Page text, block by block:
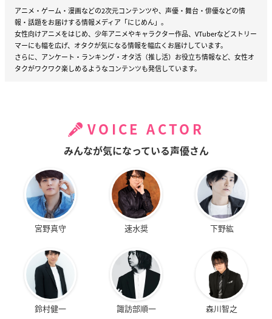
アニメ・ゲーム・漫画などの2次元コンテンツや、声優・舞台・俳優などの情
報・話題をお届けする情報メディア「にじめん」。
女性向けアニメをはじめ、少年アニメやキャラクター作品、VTuberなどストリー
マーにも幅を広げ、オタクが気になる情報を幅広くお届けしています。
さらに、アンケート・ランキング・オタ活（推し活）お役立ち情報など、女性オ
タクがワクワク楽しめるようなコンテンツも発信しています。
VOICE ACTOR
みんなが気になっている声優さん
宮野真守 速水奨 下野紘
鈴村健一 諏訪部順一 森川智之